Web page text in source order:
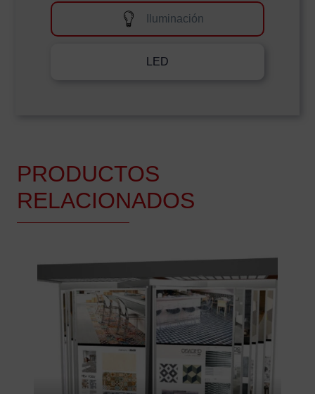
Iluminación
LED
PRODUCTOS
RELACIONADOS